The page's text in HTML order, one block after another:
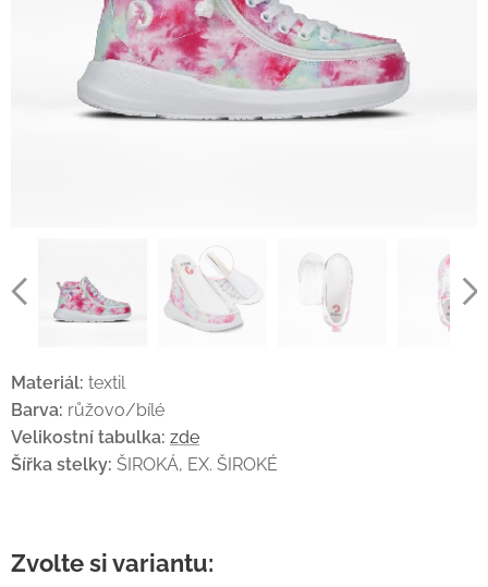
Materiál: textil
Barva: růžovo/bílé
Velikostní tabulka: zde
Šířka stelky: ŠIROKÁ, EX. ŠIROKÉ
Zvolte si variantu: